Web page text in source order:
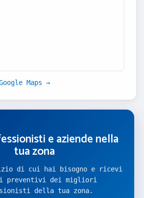
Maps →
e aziende nella
tua zona
di cui hai bisogno e ricevi
preventivi dei migliori
della tua zona.